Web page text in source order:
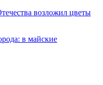
возложил цветы
в майские